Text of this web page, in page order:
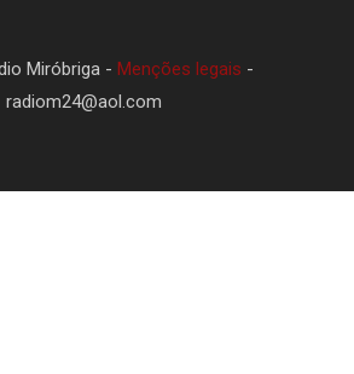
Miróbriga - Menções legais -
radiom24@aol.com